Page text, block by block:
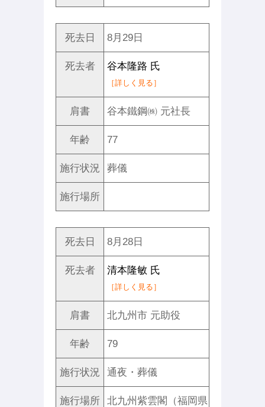
死去日 8月29日
死去者 谷本隆路 氏
［詳しく見る］
肩書 谷本鐵鋼㈱ 元社長
年齢 77
施行状況 葬儀
施行場所
死去日 8月28日
死去者 清本隆敏 氏
［詳しく見る］
肩書 北九州市 元助役
年齢 79
施行状況 通夜・葬儀
施行場所
北九州紫雲閣（福岡県